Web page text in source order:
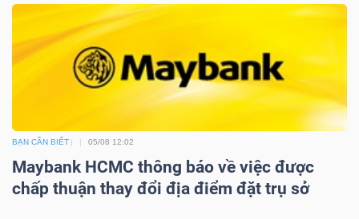
BẠN CẦN BIẾT 05/08 12:02
Maybank HCMC thông báo về việc được
chấp thuận thay đổi địa điểm đặt trụ sở